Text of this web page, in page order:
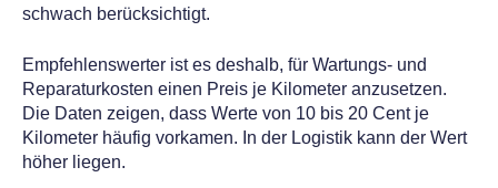
schwach berücksichtigt.
Empfehlenswerter ist es deshalb, für Wartungs- und
Reparaturkosten einen Preis je Kilometer anzusetzen.
Die Daten zeigen, dass Werte von 10 bis 20 Cent je
Kilometer häufig vorkamen. In der Logistik kann der Wert
höher liegen.